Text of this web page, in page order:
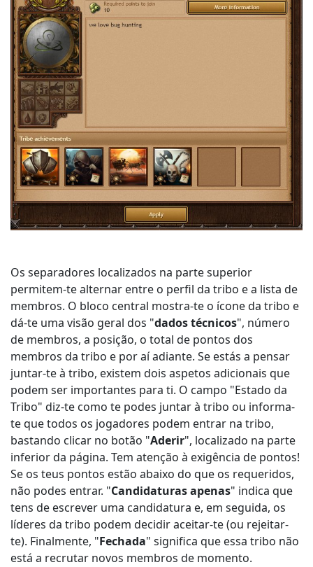
Os separadores localizados na parte superior
permitem-te alternar entre o perfil da tribo e a lista de
membros. O bloco central mostra-te o ícone da tribo e
dá-te uma visão geral dos "dados técnicos", número
de membros, a posição, o total de pontos dos
membros da tribo e por aí adiante. Se estás a pensar
juntar-te à tribo, existem dois aspetos adicionais que
podem ser importantes para ti. O campo "Estado da
Tribo" diz-te como te podes juntar à tribo ou informa-
te que todos os jogadores podem entrar na tribo,
bastando clicar no botão "Aderir", localizado na parte
inferior da página. Tem atenção à exigência de pontos!
Se os teus pontos estão abaixo do que os requeridos,
não podes entrar. "Candidaturas apenas" indica que
tens de escrever uma candidatura e, em seguida, os
líderes da tribo podem decidir aceitar-te (ou rejeitar-
te). Finalmente, "Fechada" significa que essa tribo não
está a recrutar novos membros de momento.